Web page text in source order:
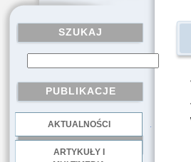
SZUKAJ
PUBLIKACJE
AKTUALNOŚCI
ARTYKUŁY I